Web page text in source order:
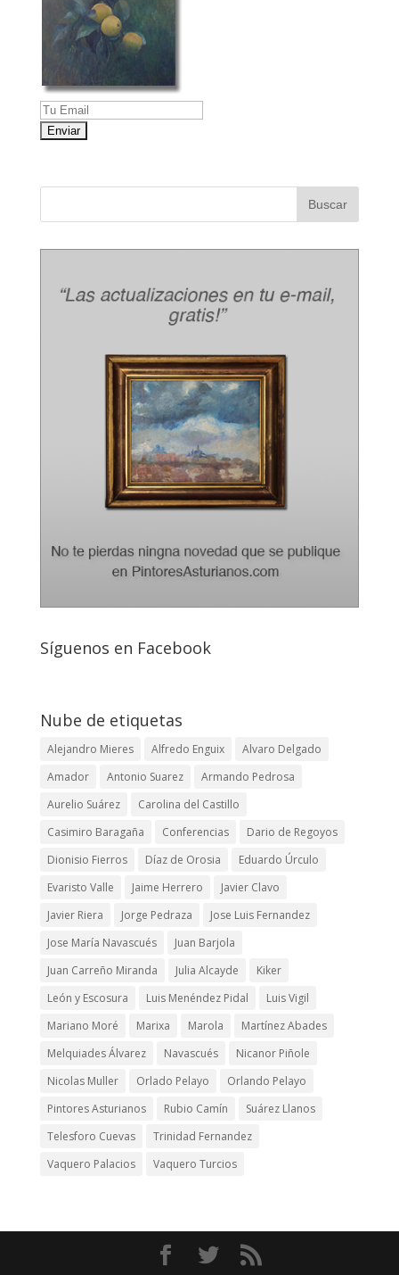
Síguenos en Facebook
Nube de etiquetas
Alejandro Mieres Alfredo Enguix
Alvaro Delgado
Amador
Antonio Suarez
Armando Pedrosa
Aurelio Suárez
Carolina del Castillo
Casimiro Baragaña
Conferencias
Dario de Regoyos
Dionisio Fierros
Díaz de Orosia
Eduardo Úrculo
Evaristo Valle
Jaime Herrero
Javier Clavo
Javier Riera
Jorge Pedraza
Jose Luis Fernandez
Jose María Navascués
Juan Barjola
Juan Carreño Miranda
Julia Alcayde
Kiker
León y Escosura
Luis Menéndez Pidal
Luis Vigil
Mariano Moré
Marixa Marola
Martínez Abades
Melquiades Álvarez
Navascués
Nicanor Piñole
Nicolas Muller
Orlado Pelayo
Orlando Pelayo
Pintores Asturianos
Rubio Camín
Suárez Llanos
Telesforo Cuevas
Trinidad Fernandez
Vaquero Palacios
Vaquero Turcios